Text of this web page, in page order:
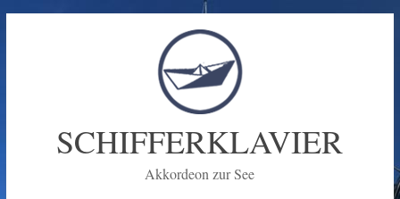
SCHIFFERKLAVIER
Akkordeon zur See